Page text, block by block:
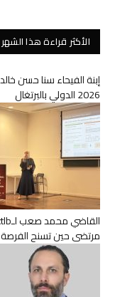
الأكثر قراءة هذا الشهر
2026 الدولي بالبرتغال
مرتضى حين تسنح الفرصة